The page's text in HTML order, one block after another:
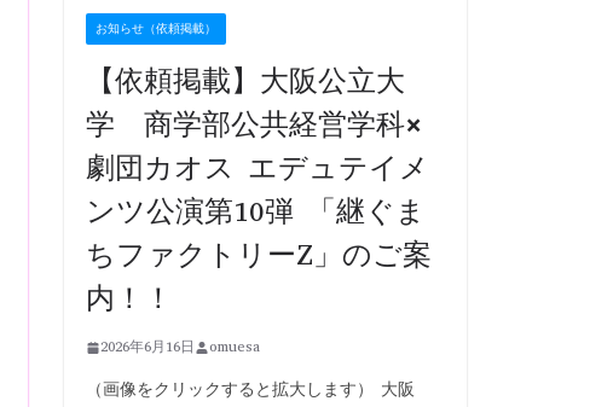
お知らせ（依頼掲載）
【依頼掲載】大阪公立大
学 商学部公共経営学科×
劇団カオス エデュテイメ
ンツ公演第10弾 「継ぐま
ちファクトリーZ」のご案
内！！
2026年6月16日 omuesa
（画像をクリックすると拡大します） 大阪